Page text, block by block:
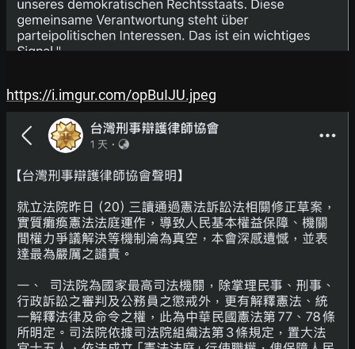
https://i.imgur.com/opBuIJU.jpeg